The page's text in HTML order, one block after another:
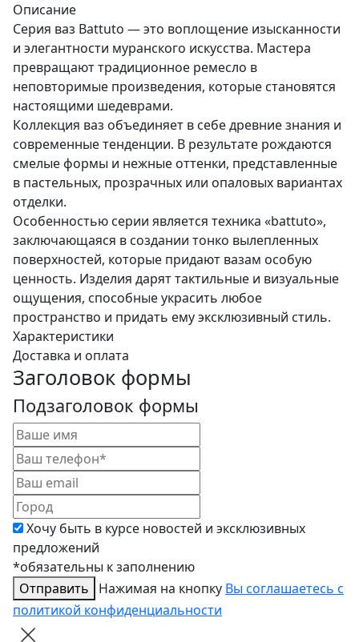
Описание
Серия ваз Battuto — это воплощение изысканности
и элегантности муранского искусства. Мастера
превращают традиционное ремесло в
неповторимые произведения, которые становятся
настоящими шедеврами.
Коллекция ваз объединяет в себе древние знания и
современные тенденции. В результате рождаются
смелые формы и нежные оттенки, представленные
в пастельных, прозрачных или опаловых вариантах
отделки.
Особенностью серии является техника «battuto»,
заключающаяся в создании тонко вылепленных
поверхностей, которые придают вазам особую
ценность. Изделия дарят тактильные и визуальные
ощущения, способные украсить любое
пространство и придать ему эксклюзивный стиль.
Характеристики
Доставка и оплата
Заголовок формы
Подзаголовок формы
Хочу быть в курсе новостей и эксклюзивных
предложений
*обязательны к заполнению
Отправить
Нажимая на кнопку Вы соглашаетесь с
политикой конфиденциальности